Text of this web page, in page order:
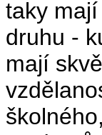
taky
druhu -
mají